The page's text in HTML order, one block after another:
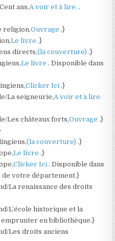
ans,A voir et à lire..
religion,Ouvrage.}
Le livre.}
directs,(la couverture).}
Le livre. Disponible dans
Clicker Ici.}
La seigneurie,A voir et à lire.
Les châteaux forts,Ouvrage.}
(la couverture).}
Le livre.}
Clicker Ici. Disponible dans
de votre département.}
La renaissance des droits
L’école historique et la
emprunter en bibliothèque.}
Les droits anciens